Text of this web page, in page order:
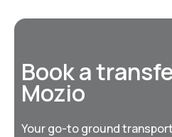
Book a
Mozio
Your go-to ground